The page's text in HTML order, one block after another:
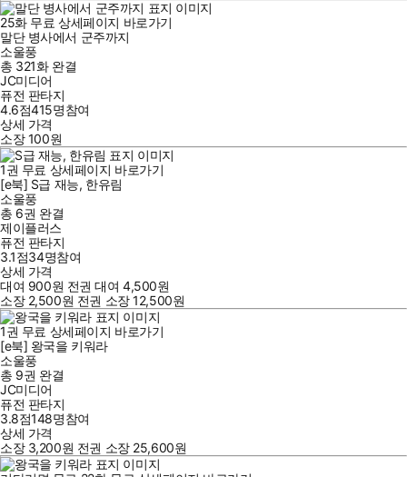
25화 무료 상세페이지 바로가기
말단 병사에서 군주까지
소울풍
총 321화 완결
JC미디어
퓨전 판타지
4.6점415명참여
상세 가격
소장100원
1권 무료 상세페이지 바로가기
[e북] S급 재능, 한유림
소울풍
총 6권 완결
제이플러스
퓨전 판타지
3.1점34명참여
상세 가격
대여 900원 전권 대여4,500원
소장 2,500원 전권 소장12,500원
1권 무료 상세페이지 바로가기
[e북] 왕국을 키워라
소울풍
총 9권 완결
JC미디어
퓨전 판타지
3.8점148명참여
상세 가격
소장 3,200원 전권 소장 25,600원